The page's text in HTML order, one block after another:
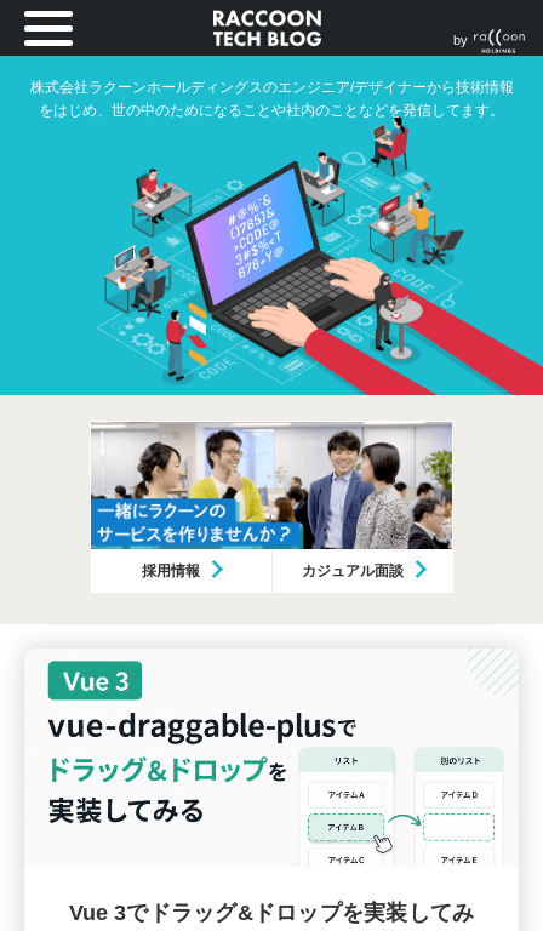
株式会社ラクーンホールディングスのエンジニア/デザイナーから技術情報
をはじめ、世の中のためになることや社内のことなどを発信してます。
by
採用情報 カジュアル面談
Vue 3でドラッグ&ドロップを実装してみ